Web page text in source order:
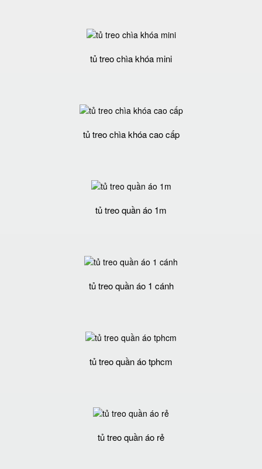
tủ treo chìa khóa mini
tủ treo chìa khóa cao cấp
tủ treo quần áo 1m
tủ treo quần áo 1 cánh
tủ treo quần áo tphcm
tủ treo quần áo rẻ